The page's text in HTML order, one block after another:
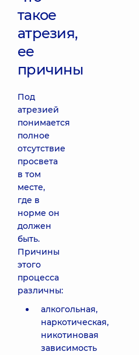
такое
атрезия,
ее
причины
Под
атрезией
понимается
полное
отсутствие
просвета
в том
месте,
где в
норме он
должен
быть.
Причины
этого
процесса
различны:
алкогольная,
наркотическая,
никотиновая
зависимость